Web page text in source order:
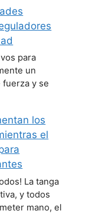
para
un
y se
los
el
La tanga
y todos
mano, el